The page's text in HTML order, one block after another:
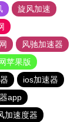
旋风加速
风驰加速器
苹果版
ios加速器
app
加速度器